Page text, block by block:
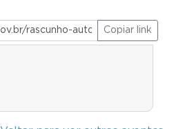
Copiar link